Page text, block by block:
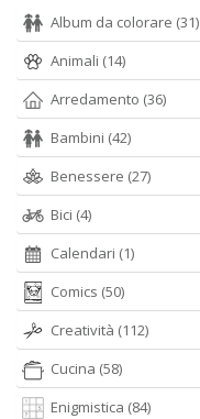
Album da colorare (31)
Animali (14)
Arredamento (36)
Bambini (42)
Benessere (27)
Bici (4)
Calendari (1)
Comics (50)
Creatività (112)
Cucina (58)
Enigmistica (84)